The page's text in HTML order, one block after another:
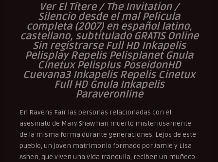
Ver El Títere / The Invitation /
Silencio desde el mal Pelicula
completa (2007) en español latino,
castellano, subtitulado GRATIS Online
Sin registrarse Full HD Inkapelis
Pelisplay Repelis Pelisplanet Gnula
Cinetux Pelisplus PoseidonHD
Cuevana3 Inkapelis Repelis Cinetux
Full HD Gnula Inkapelis
Paraveronline
En Ravens Fair las personas relacionadas con el
asesinato de Mary Shaw han muerto misteriosamente
de la misma forma durante generaciones. Lejos de este
pueblo, un joven matrimonio formado por Jamie y Lisa
Ashen, que viven una vida tranquila, reciben un muñeco